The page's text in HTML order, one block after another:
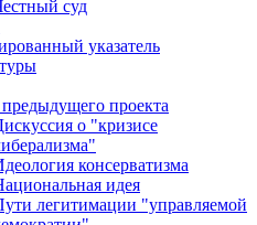
суд
указатель
проекта
о "кризисе
консерватизма
идея
легитимации "управляемой